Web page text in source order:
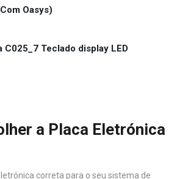
Oasys)
C025_7 Teclado display LED
a Placa Eletrónica
correta para o seu sistema de